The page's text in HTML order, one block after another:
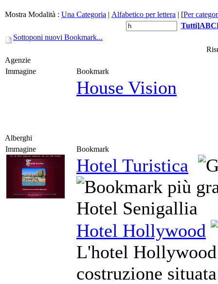
Mostra Modalità : Una Categoria | Alfabetico per lettera | [Per
Tutti]ABC
Sottoponi nuovi Bookmark...
Agenzie
Immagine
Bookmark
House Vision
Alberghi
Immagine
Bookmark
Hotel Turistica
Hotel Senigallia
Hotel Hollywood
L'hotel Hollywood
costruzione